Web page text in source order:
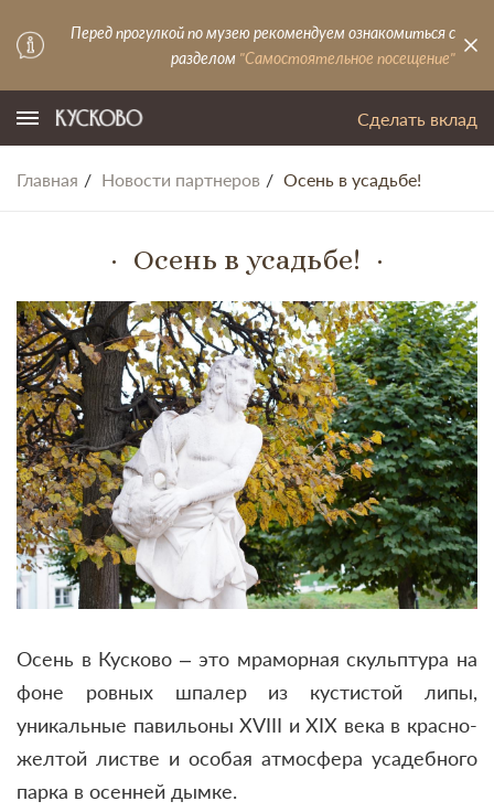
Перед прогулкой по музею рекомендуем ознакомиться с
разделом "Самостоятельное посещение"
Сделать вклад
Главная Новости партнеров Осень в усадьбе!
Осень в усадьбе!
Осень в Кусково – это мраморная скульптура на
фоне ровных шпалер из кустистой липы,
уникальные павильоны XVIII и XIX века в красно-
желтой листве и особая атмосфера усадебного
парка в осенней дымке.